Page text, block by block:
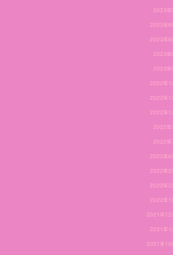
2023年
2023年8
2023年6
2023年
2023年
2022年
2022年
2022年
2022年
2022年
2022年6
2022年2
2022年2
2022年1
2021年12
2021年
2021年10